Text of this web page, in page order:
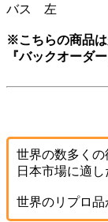
バス 左
※こちらの商品
『バックオーダ
世界の数多く
日本市場に適
世界のリプロ